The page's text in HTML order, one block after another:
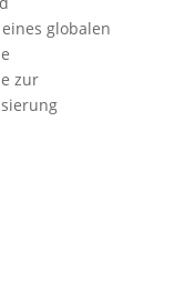
globalen
zur